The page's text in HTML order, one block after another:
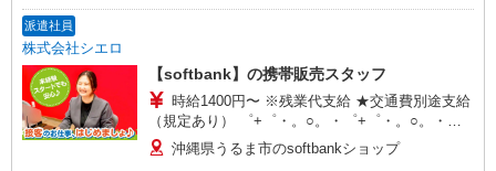
派遣社員
株式会社シエロ
【softbank】の携帯販売スタッフ
時給1400円〜 ※残業代支給 ★交通費別途支給
（規定あり） ゜+゜・。○。・゜+゜・。○。・゜
+゜ 入社祝い金10万円支給(規定有) お友達を紹介
頂くと, インセンティブ支給(規定有) ★月2回払
沖縄県うるま市のsoftbankショップ